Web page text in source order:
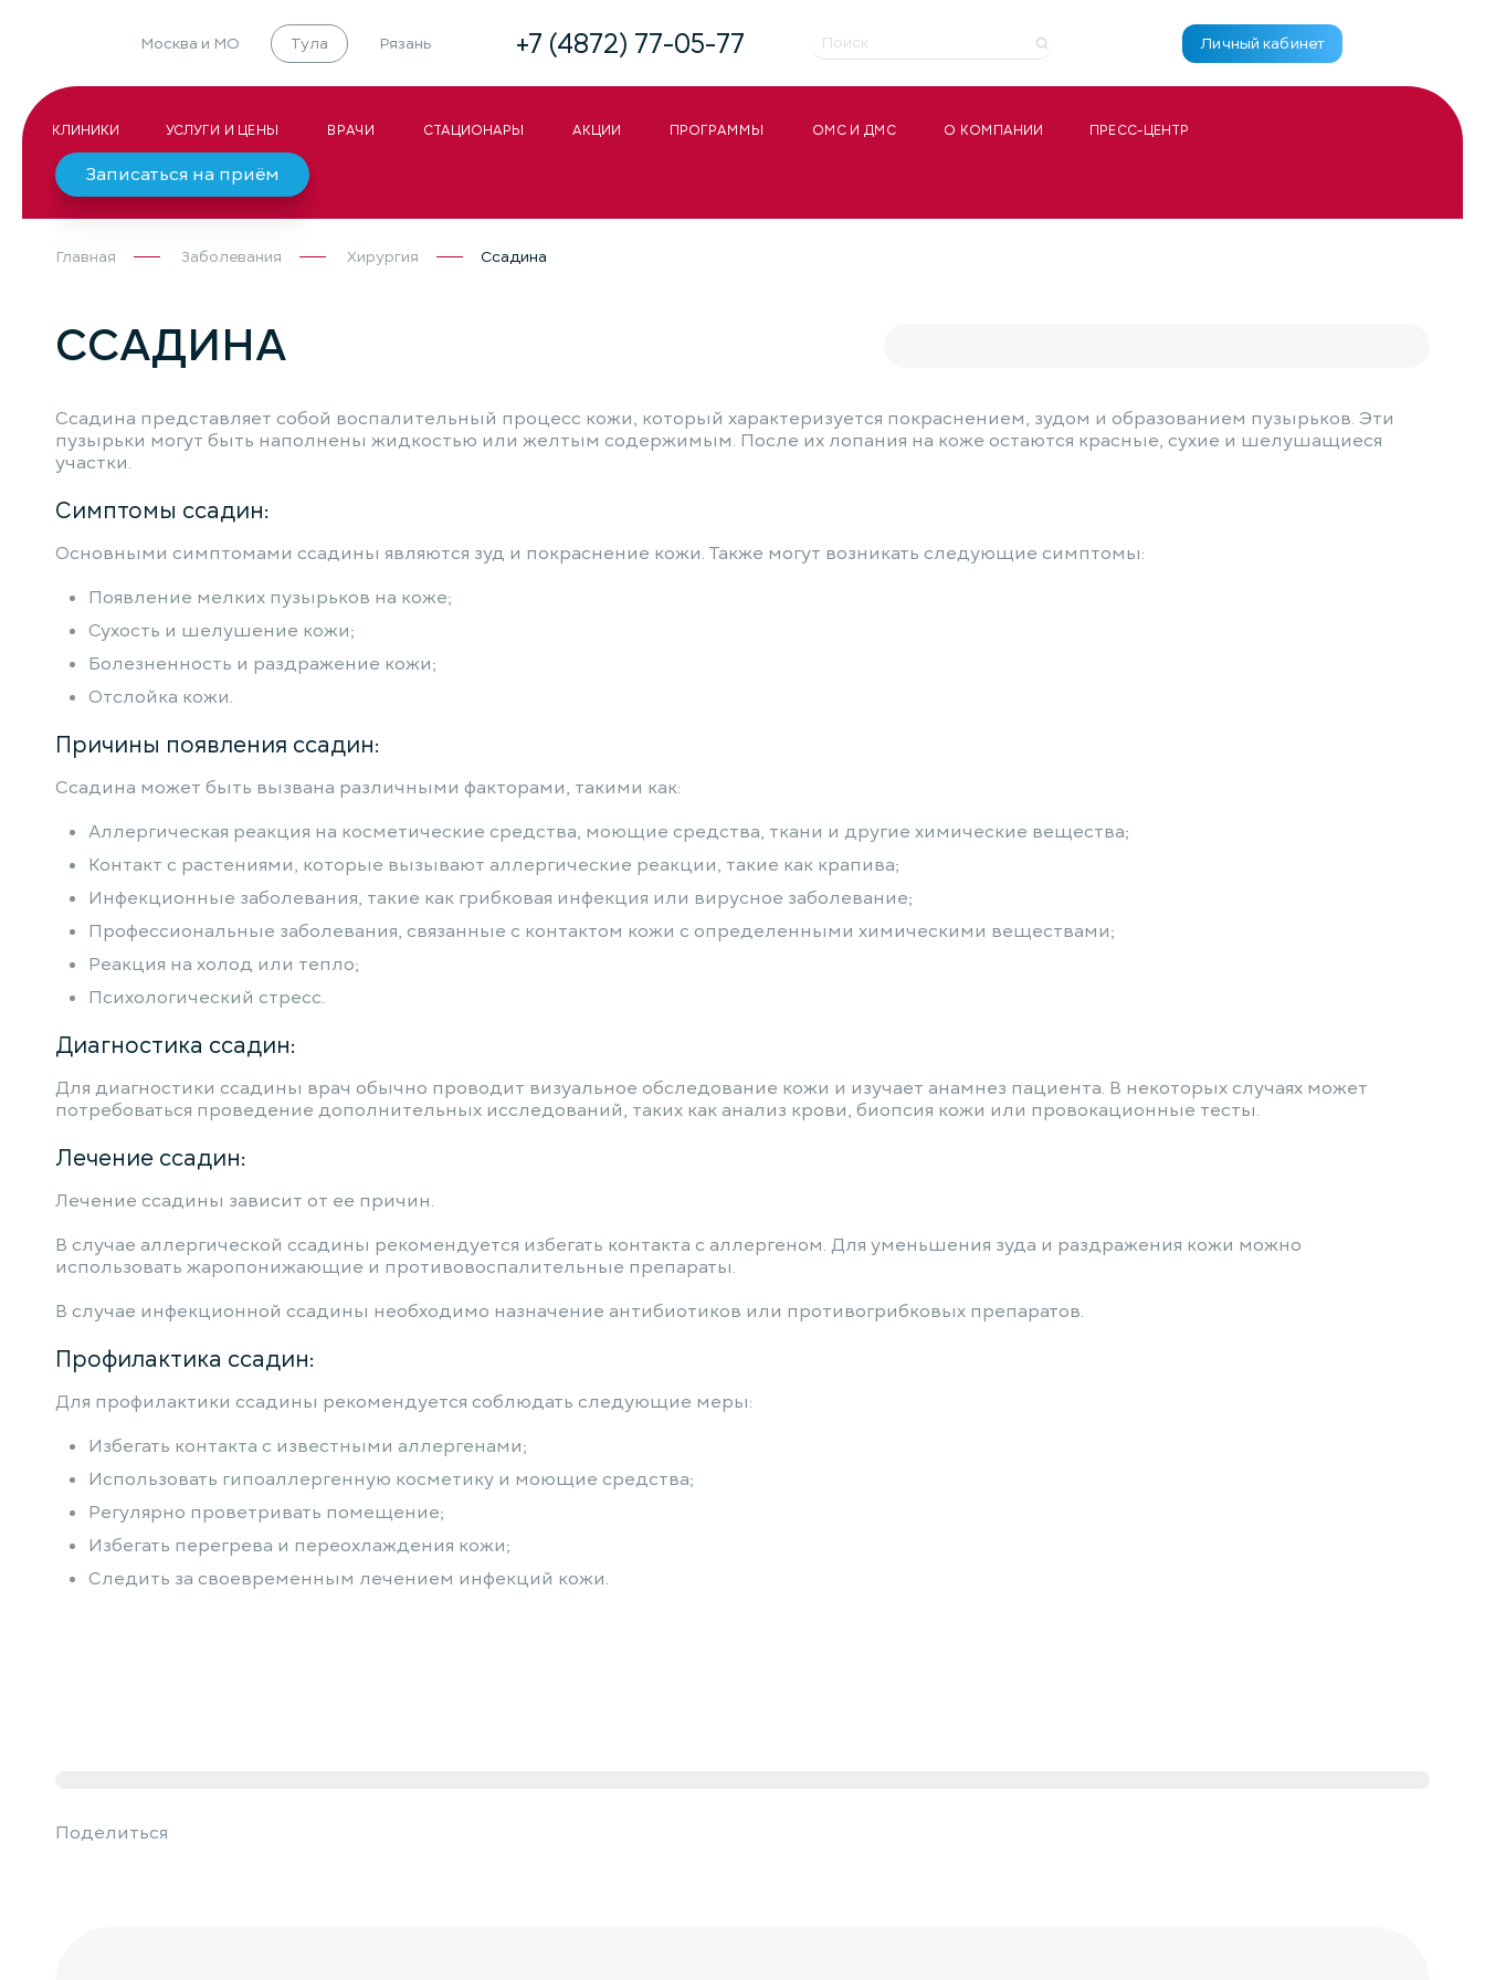
Москва и МО Тула Рязань +7 (4872) 77-05-77 Личный кабинет
КЛИНИКИ УСЛУГИ И ЦЕНЫ ВРАЧИ СТАЦИОНАРЫ АКЦИИ ПРОГРАММЫ ОМС И ДМС О КОМПАНИИ ПРЕСС-ЦЕНТР
Записаться на приём
Главная Заболевания Хирургия Ссадина
ССАДИНА
Ссадина представляет собой воспалительный процесс кожи, который характеризуется покраснением, зудом и образованием пузырьков. Эти
пузырьки могут быть наполнены жидкостью или желтым содержимым. После их лопания на коже остаются красные, сухие и шелушащиеся
участки.
Симптомы ссадин:
Основными симптомами ссадины являются зуд и покраснение кожи. Также могут возникать следующие симптомы:
Появление мелких пузырьков на коже;
Сухость и шелушение кожи;
Болезненность и раздражение кожи;
Отслойка кожи.
Причины появления ссадин:
Ссадина может быть вызвана различными факторами, такими как:
Аллергическая реакция на косметические средства, моющие средства, ткани и другие химические вещества;
Контакт с растениями, которые вызывают аллергические реакции, такие как крапива;
Инфекционные заболевания, такие как грибковая инфекция или вирусное заболевание;
Профессиональные заболевания, связанные с контактом кожи с определенными химическими веществами;
Реакция на холод или тепло;
Психологический стресс.
Диагностика ссадин:
Для диагностики ссадины врач обычно проводит визуальное обследование кожи и изучает анамнез пациента. В некоторых случаях может
потребоваться проведение дополнительных исследований, таких как анализ крови, биопсия кожи или провокационные тесты.
Лечение ссадин:
Лечение ссадины зависит от ее причин.
В случае аллергической ссадины рекомендуется избегать контакта с аллергеном. Для уменьшения зуда и раздражения кожи можно
использовать жаропонижающие и противовоспалительные препараты.
В случае инфекционной ссадины необходимо назначение антибиотиков или противогрибковых препаратов.
Профилактика ссадин:
Для профилактики ссадины рекомендуется соблюдать следующие меры:
Избегать контакта с известными аллергенами;
Использовать гипоаллергенную косметику и моющие средства;
Регулярно проветривать помещение;
Избегать перегрева и переохлаждения кожи;
Следить за своевременным лечением инфекций кожи.
Поделиться